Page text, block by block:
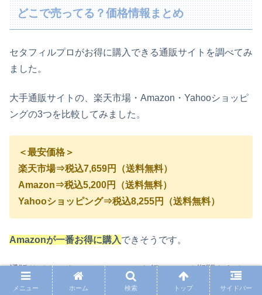
どこで売ってる？価格情報まとめ
セタフィルプロがお得に購入できる通販サイトを調べてみ
ました。
大手通販サイトの、楽天市場・Amazon・Yahooショッピ
ングの3つを比較してみました。
＜最安価格＞
楽天市場⇒税込7,659円（送料無料）
Amazon⇒税込5,200円（送料無料）
Yahooショッピング⇒税込8,255円（送料無料）
Amazonが一番お得に購入できそうです。
通販サイトによっては、セールを行っている期間もあるの
で、いつも自分が使うサイトも確認してみてくださいね。
メニュー ホーム 検索 トップ サイドバー